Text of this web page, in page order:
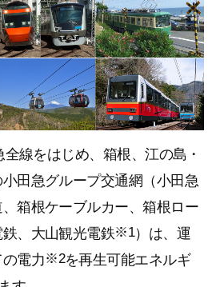
線をはじめ、箱根、江の島・
田急グループ交通網（小田急
箱根ケーブルカー、箱根ロー
、大山観光電鉄※1）は、運
電力※2を再生可能エネルギ